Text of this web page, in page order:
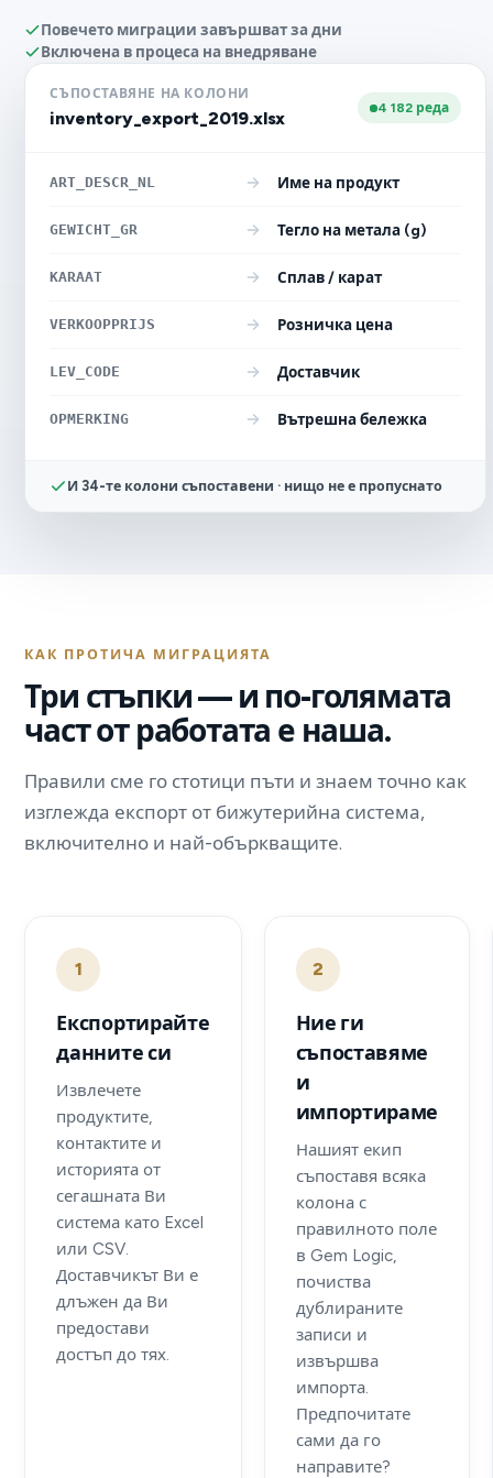
Повечето миграции завършват за дни
Включена в процеса на внедряване
СЪПОСТАВЯНЕ НА КОЛОНИ
inventory_export_2019.xlsx 4 182 реда
ART_DESCR_NL Име на продукт
GEWICHT_GR Тегло на метала (g)
KARAAT Сплав / карат
VERKOOPPRIJS Розничка цена
LEV_CODE Доставчик
OPMERKING Вътрешна бележка
И 34-те колони съпоставени · нищо не е пропуснато
КАК ПРОТИЧА МИГРАЦИЯТА
Три стъпки — и по-голямата
част от работата е наша.
Правили сме го стотици пъти и знаем точно как
изглежда експорт от бижутерийна система,
включително и най-объркващите.
1
Експортирайте
данните си
Извлечете
продуктите,
контактите и
историята от
сегашната Ви
система като Excel
или CSV.
Доставчикът Ви е
длъжен да Ви
предостави
достъп до тях.
2
Ние ги
съпоставяме
и
импортираме
Нашият екип
съпоставя всяка
колона с
правилното поле
в Gem Logic,
почиства
дублираните
записи и
извършва
импорта.
Предпочитате
сами да го
направите?